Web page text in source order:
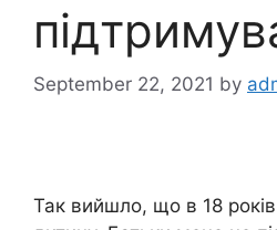
September 22, 2021 by
Так вийшло, що в 18